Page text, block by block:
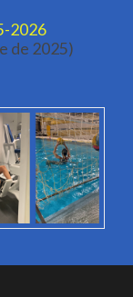
2026
de 2025)